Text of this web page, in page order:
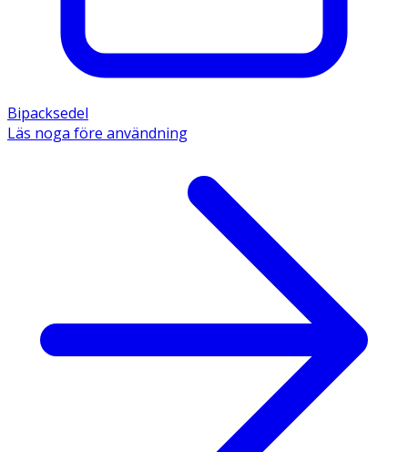
Bipacksedel
Läs noga före användning